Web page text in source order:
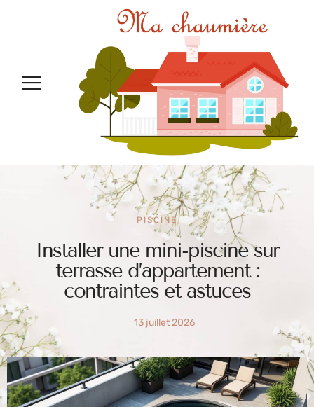
PISCINE
Installer une mini-piscine sur
terrasse d’appartement :
contraintes et astuces
13 juillet 2026